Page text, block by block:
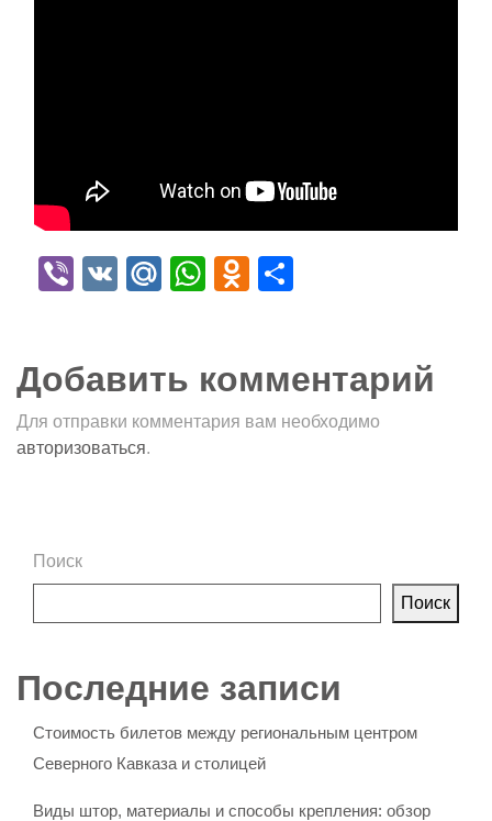
Viber
VK Mail.Ru
WhatsApp
Odnoklassniki
Добавить комментарий
Для отправки комментария вам необходимо
авторизоваться.
Поиск
Поиск
Последние записи
Стоимость билетов между региональным центром
Северного Кавказа и столицей
Виды штор, материалы и способы крепления: обзор